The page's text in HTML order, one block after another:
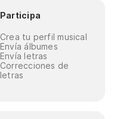
Participa
Crea tu perfil musical
Envía álbumes
Envía letras
Correcciones de
letras